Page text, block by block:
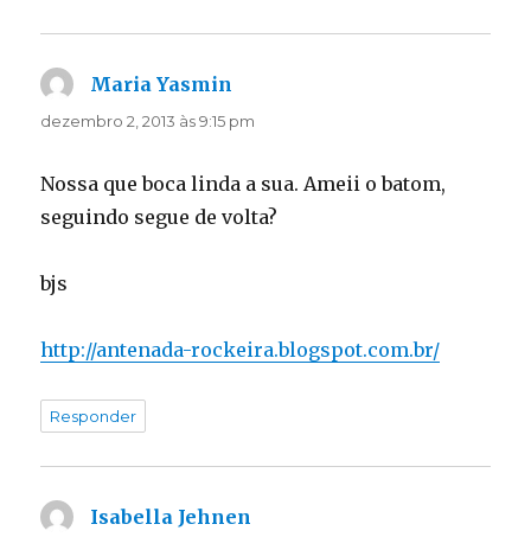
Maria Yasmin
dezembro 2, 2013 às 9:15 pm
Nossa que boca linda a sua. Ameii o batom,
seguindo segue de volta?
bjs
http://antenada-rockeira.blogspot.com.br/
Responder
Isabella Jehnen